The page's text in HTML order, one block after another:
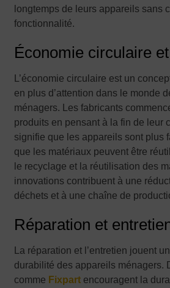
longtemps de leurs appareils sans
fonctionnalité.
Économie circulaire
L’économie circulaire est un
en plus d’attention dans le monde
ménagers. Les fabricants
produits en pensant à la fin de leur
signifie que les appareils sont plus
que les matériaux peuvent être
le recyclage et la réutilisation des
innovations contribuent à une
déchets et à une chaîne de
Réparation et
La réparation et l’entretien jouent
durabilité des appareils ménagers.
comme Fixpart encouragent la